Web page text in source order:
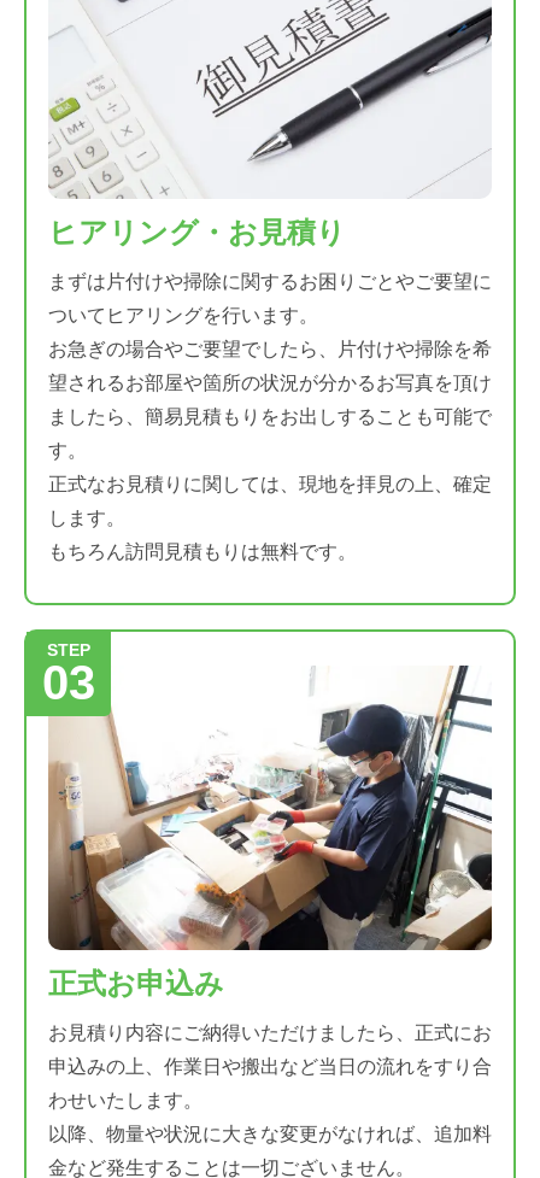
ヒアリング・お見積り
まずは片付けや掃除に関するお困りごとやご要望に
ついてヒアリングを行います。
お急ぎの場合やご要望でしたら、片付けや掃除を希
望されるお部屋や箇所の状況が分かるお写真を頂け
ましたら、簡易見積もりをお出しすることも可能で
す。
正式なお見積りに関しては、現地を拝見の上、確定
します。
もちろん訪問見積もりは無料です。
STEP
03
正式お申込み
お見積り内容にご納得いただけましたら、正式にお
申込みの上、作業日や搬出など当日の流れをすり合
わせいたします。
以降、物量や状況に大きな変更がなければ、追加料
金など発生することは一切ございません。